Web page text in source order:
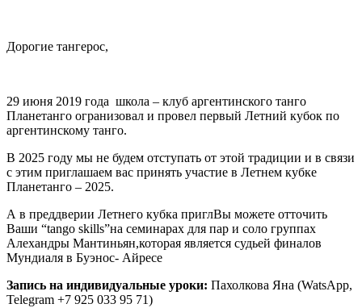
Дорогие тангерос,
29 июня 2019 года школа – клуб аргентинского танго
Планетанго огранизовал и провел первый Летний кубок по
аргентинскому танго.
В 2025 году мы не будем отступать от этой традиции и в связи
с этим приглашаем вас принять участие в Летнем кубке
Планетанго – 2025.
А в преддверии Летнего кубка приглВы можете отточить
Ваши “tango skills”на семинарах для пар и соло группах
Алехандры Мантиньян,которая является судьей финалов
Мундиаля в Буэнос- Айресе
Запись на индивидуальные уроки: Пахолкова Яна (WatsApp,
Telegram +7 925 033 95 71)